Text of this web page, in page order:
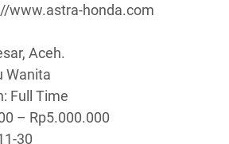
www.astra-honda.com
Aceh.
Wanita
Full Time
– Rp5.000.000
30